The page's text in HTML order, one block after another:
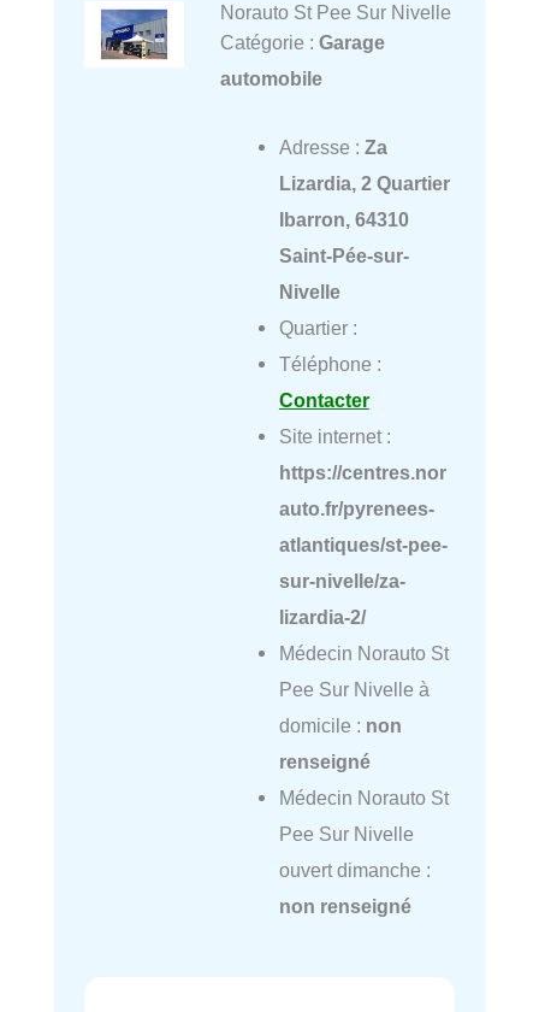
Norauto St Pee Sur Nivelle
Catégorie : Garage
automobile
Adresse : Za
Lizardia, 2 Quartier
Ibarron, 64310
Saint-Pée-sur-
Nivelle
Quartier :
Téléphone :
Contacter
Site internet :
https://centres.nor
auto.fr/pyrenees-
atlantiques/st-pee-
sur-nivelle/za-
lizardia-2/
Médecin Norauto St
Pee Sur Nivelle à
domicile : non
renseigné
Médecin Norauto St
Pee Sur Nivelle
ouvert dimanche :
non renseigné